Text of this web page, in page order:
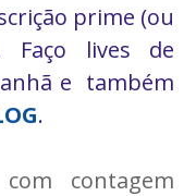
prime (ou
Faço lives de
e também
.
contagem